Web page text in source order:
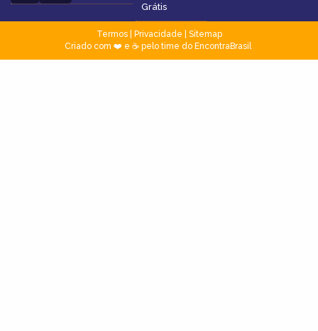
Grátis
Termos| Privacidade
Sitemap
Criado com ❤️ e ☕ pelo time do EncontraBrasil